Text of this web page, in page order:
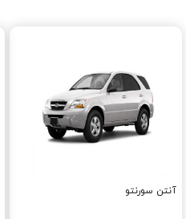
آنتن سورنتو